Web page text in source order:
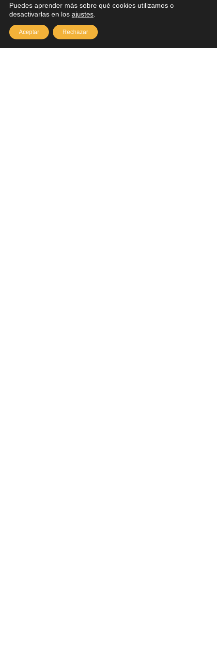
Puedes aprender más sobre qué cookies utilizamos o
desactivarlas en los ajustes
Aceptar Rechazar